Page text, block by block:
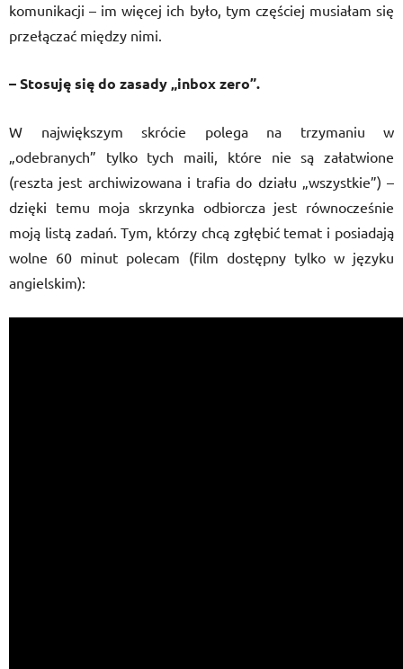
komunikacji – im więcej ich było, tym częściej musiałam się
przełączać między nimi.
– Stosuję się do zasady „inbox zero”.
W największym skrócie polega na trzymaniu w
„odebranych” tylko tych maili, które nie są załatwione
(reszta jest archiwizowana i trafia do działu „wszystkie”) –
dzięki temu moja skrzynka odbiorcza jest równocześnie
moją listą zadań. Tym, którzy chcą zgłębić temat i posiadają
wolne 60 minut polecam (film dostępny tylko w języku
angielskim):